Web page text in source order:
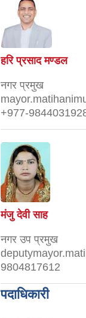
हरि प्रसाद मण्डल
नगर प्रमुख
+977-
मंजु देवी साह
नगर उप प्रमुख
9804817612
पदाधिकारी